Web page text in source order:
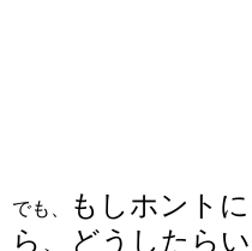
でも、
もしホント
ら、どうしたら